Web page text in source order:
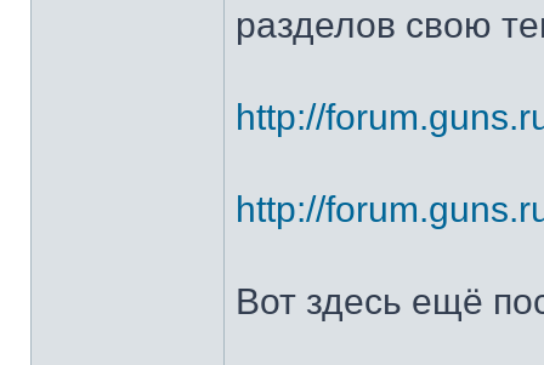
разделов свою
http://
http://
Вот здесь ещё